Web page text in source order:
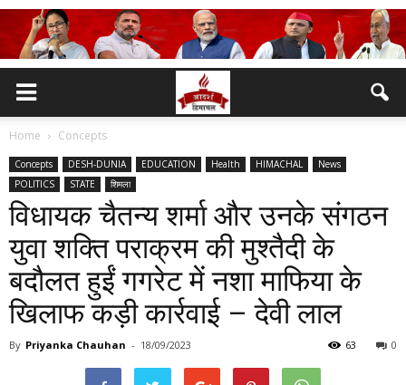
Home Concepts
Concepts DESH-DUNIA EDUCATION Health HIMACHAL
News
POLITICS
STATE शिमला
विधायक चैतन्य शर्मा और उनके संगठन
युवा शक्ति पराक्रम की मुश्तैदी के
बदौलत हुईं गगरेट में नशा माफिया के
खिलाफ कड़ी कार्रवाई – देवी लाल
By Priyanka Chauhan - 18/09/2023 0
63